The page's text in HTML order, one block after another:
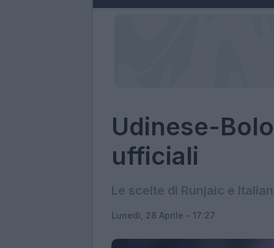
Udinese-
ufficiali
Le scelte di Runjaic e
Lunedì, 28 Aprile - 17:27